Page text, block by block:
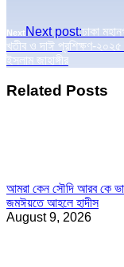
Next Next post:ঢাকা
খতীব ও দাঈ প্রশিক্ষণ-
ইসলাম জাহাঙ্গীর
Related Posts
আমরা কেন সৌদি আরব কে
জমঈয়তে আহলে হাদীস
August 9, 2026